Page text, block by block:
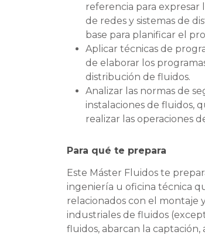
referencia para expresar
de redes y sistemas de
base para planificar el
Aplicar técnicas de
de elaborar los
distribución de fluidos.
Analizar las normas de
instalaciones de fluidos,
realizar las operaciones
Para qué te prepara
Este Máster Fluidos te
ingeniería u oficina técnica
relacionados con el montaje
industriales de fluidos
fluidos, abarcan la